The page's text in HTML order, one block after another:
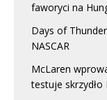
faworyci na
Days of
NASCAR
McLaren
testuje skrzydło